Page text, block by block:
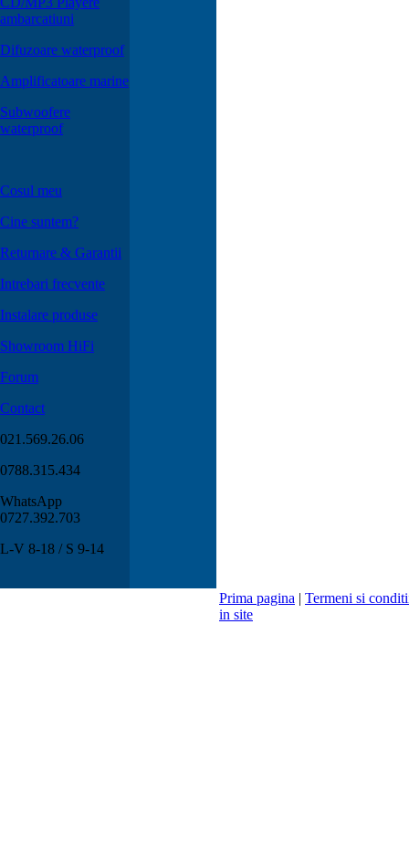
ambarcatiuni
Difuzoare waterproof
Amplificatoare marine
Subwoofere
waterproof
Cosul meu
Cine suntem?
Returnare & Garantii
Intrebari frecvente
Instalare produse
Showroom HiFi
Forum
Contact
021.569.26.06
0788.315.434
WhatsApp
0727.392.703
L-V 8-18 / S 9-14
Prima pagina | Termeni si
in site